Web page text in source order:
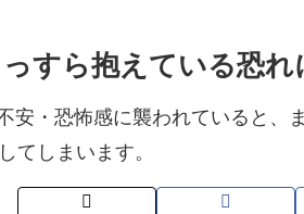
すら抱えている恐れ